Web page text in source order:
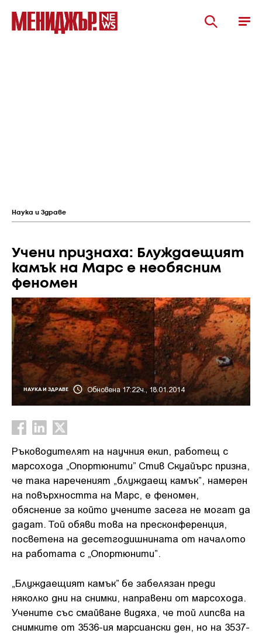
Наука и Здраве
Учени признаха: Блуждаещият
камък на Марс е необясним
феномен
НАУКА И ЗДРАВЕ Обновена 17:22ч., 18.01.2014
Ръководителят на научния екип, работещ с
марсохода „Опортюнити” Стив Скуайърс призна,
че така нареченият „блуждаещ камък”, намерен
на повърхността на Марс, е феномен,
обяснение за който учените засега не могат да
дадат. Той обяви това на пресконференция,
посветена на десетгодишнината от началото
на работата с „Опортюнити”.
„Блуждаещият камък” бе забелязан преди
няколко дни на снимки, направени от марсохода.
Учените със смайване видяха, че той липсва на
снимките от 3536-ия марсиански ден, но на 3537-